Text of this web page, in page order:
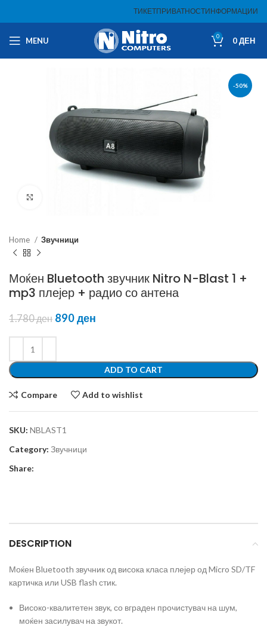
ТИКЕТПРИВАТНОСТИНФОРМАЦИИ
MENU 0 0ДЕН
-50%
Home Звучници
Моќен Bluetooth звучник Nitro N-Blast 1 +
mp3 плејер + радио со антена
1.780ден 890ден
ADD TO CART
Compare Add to wishlist
SKU: NBLAST1
Category: Звучници
Share:
DESCRIPTION
Моќен Bluetooth звучник од висока класа плејер од Micro SD/TF
картичка или USB flash стик.
Високо-квалитетен звук, со вграден прочистувач на шум,
моќен засилувач на звукот.